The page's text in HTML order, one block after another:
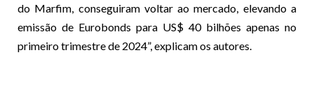
do Marfim, conseguiram voltar ao mercado, elevando a
emissão de Eurobonds para US$ 40 bilhões apenas no
primeiro trimestre de 2024”, explicam os autores.